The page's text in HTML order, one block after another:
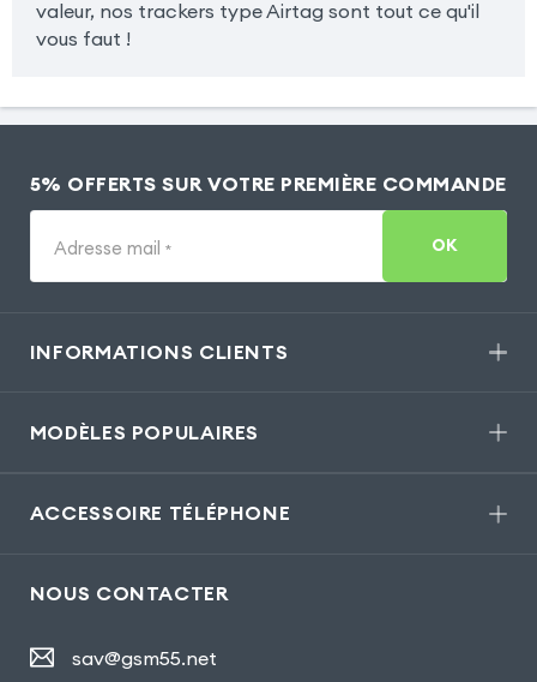
valeur, nos trackers type Airtag sont tout ce qu'il
vous faut !
5% OFFERTS SUR VOTRE PREMIÈRE COMMANDE
Adresse mail * OK
INFORMATIONS CLIENTS
MODÈLES POPULAIRES
ACCESSOIRE TÉLÉPHONE
NOUS CONTACTER
sav@gsm55.net